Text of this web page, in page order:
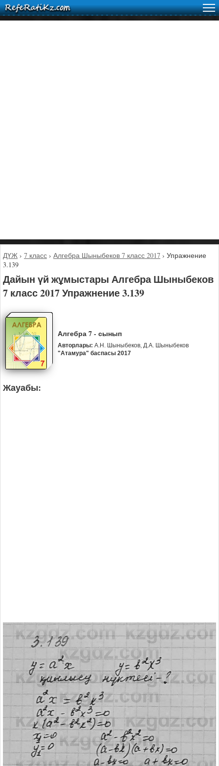
ДҮЖ › 7 класс › Алгебра Шыныбеков 7 класс 2017 › Упражнение
3.139
Дайын үй жұмыстары Алгебра Шыныбеков
7 класс 2017 Упражнение 3.139
Алгебра 7 - сынып
Авторлары: А.Н. Шыныбеков, Д.А. Шыныбеков
"Атамура" баспасы 2017
Жауабы: